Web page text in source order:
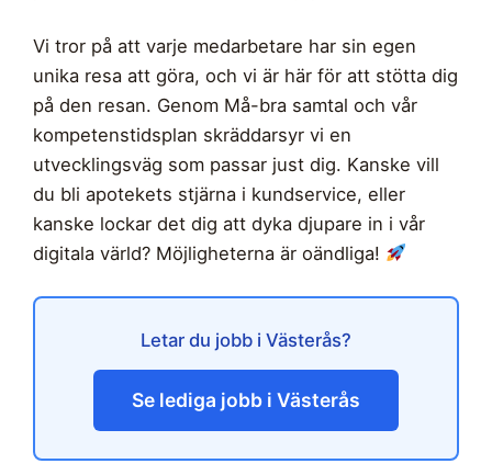
Vi tror på att varje medarbetare har sin egen
unika resa att göra, och vi är här för att stötta dig
på den resan. Genom Må-bra samtal och vår
kompetenstidsplan skräddarsyr vi en
utvecklingsväg som passar just dig. Kanske vill
du bli apotekets stjärna i kundservice, eller
kanske lockar det dig att dyka djupare in i vår
digitala värld? Möjligheterna är oändliga!
Letar du jobb i Västerås?
Se lediga jobb i Västerås